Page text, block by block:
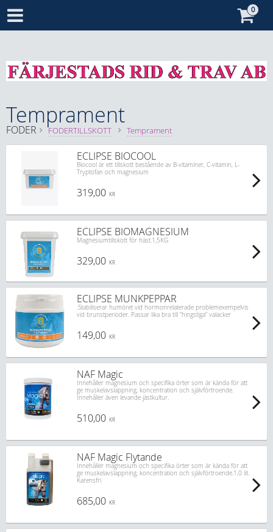
Temprament
FODER FODERTILLSKOTT Temprament
ECLIPSE BIOCOOL
Biocool är ett tillskott bestående av B-vitaminer, C-vitamin, L-
Tryptofan och magnesium
319,00 KR
ECLIPSE BIOMAGNESIUM
Magnesiumtillskott för häst.1,5KG
329,00 KR
ECLIPSE MUNKPEPPAR
.Stabiliserar humöret vid hormonrelaterade problemexempelvis
vid brunstperioder. Passar lika bra till ”hingstiga” valacker
149,00 KR
NAF Magic
Innehåller magnesium och specifika örter som är kända för att
ge muskelavslappning, koncentration och självförtroende.
Innehåller även levande jästkultur.
510,00 KR
NAF Magic Flytande
Innehåller magnesium och specifika örter som är kända för att
ge muskelavslappning, koncentration och självförtroende.1,0 lit.
Karensfri
685,00 KR